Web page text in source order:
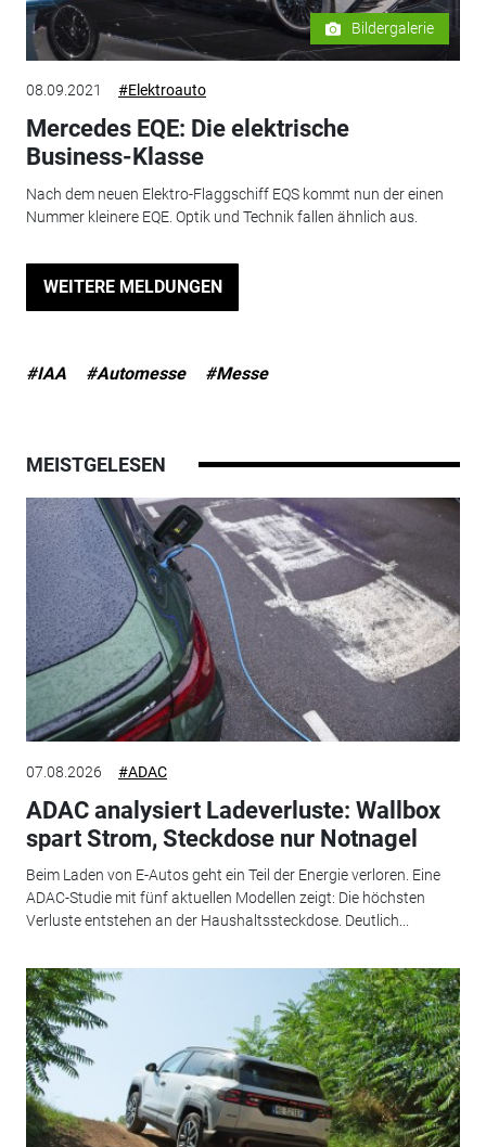
Bildergalerie
08.09.2021 #Elektroauto
Mercedes EQE: Die elektrische
Business-Klasse
Nach dem neuen Elektro-Flaggschiff EQS kommt nun der einen
Nummer kleinere EQE. Optik und Technik fallen ähnlich aus.
WEITERE MELDUNGEN
#IAA #Automesse #Messe
MEISTGELESEN
07.08.2026 #ADAC
ADAC analysiert Ladeverluste: Wallbox
spart Strom, Steckdose nur Notnagel
Beim Laden von E-Autos geht ein Teil der Energie verloren. Eine
ADAC-Studie mit fünf aktuellen Modellen zeigt: Die höchsten
Verluste entstehen an der Haushaltssteckdose. Deutlich...